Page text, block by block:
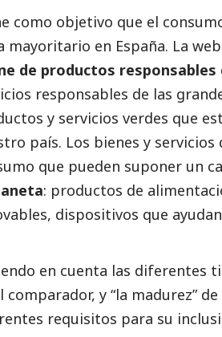
como objetivo que el
mayoritario en España. La web
de productos responsables
responsables de las
y servicios verdes que
país. Los bienes y
que pueden suponer un
: productos de
dispositivos que
en cuenta las diferentes
comparador, y “la madurez”
requisitos para su